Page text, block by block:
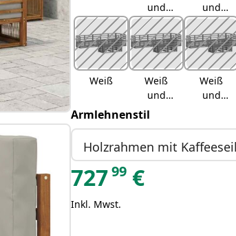
und
Creme
und
Hellgrau
Weiß
Weiß
und
Creme
Weiß
und
Armlehnenstil
Holzrahmen mit Kaffeeseil
72799 €
Inkl. Mwst.